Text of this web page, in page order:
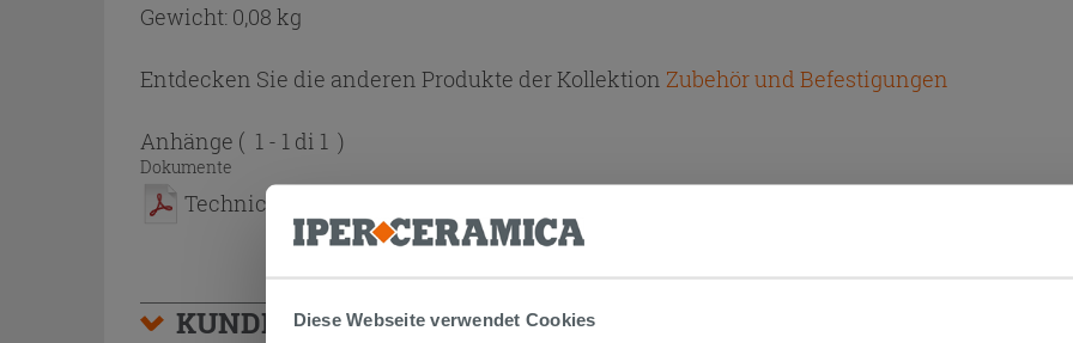
Diese Webseite verwendet Cookies
Gewicht: 0,08 kg
Entdecken Sie die anderen Produkte der Kollektion Zubehör und Befestigungen
Anhänge ( 1 - 1 di 1 )
Dokumente
Technical Sheet
KUNDEN, DIE DIESEN ARTIKEL GEKAUFT HABEN, KAUFTEN